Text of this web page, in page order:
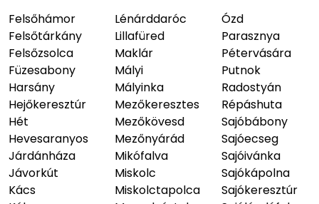
Felsőhámor
Felsőtárkány
Felsőzsolca
Füzesabony
Harsány
Hejőkeresztúr
Hét
Hevesaranyos
Járdánháza
Jávorkút
Kács
Lénárddaróc
Lillafüred
Maklár
Mályi
Mályinka
Mezőkeresztes
Mezőkövesd
Mezőnyárád
Mikófalva
Miskolc
Miskolctapolca
Ózd
Parasznya
Pétervására
Putnok
Radostyán
Répáshuta
Sajóbábony
Sajóecseg
Sajóivánka
Sajókápolna
Sajókeresztúr